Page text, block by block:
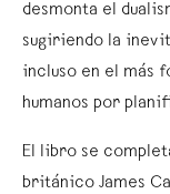
desmonta el
sugiriendo la
incluso en el más
humanos por
El libro se
británico James